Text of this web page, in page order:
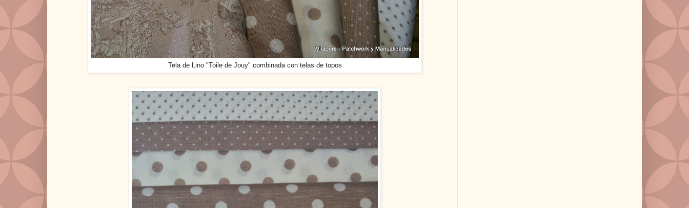
Tela de Lino "Toile de Jouy" combinada con telas de topos